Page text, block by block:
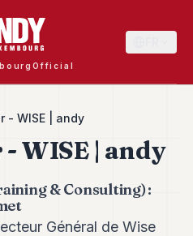
- WISE | andy
WISE | andy
& Consulting) :
Général de Wise